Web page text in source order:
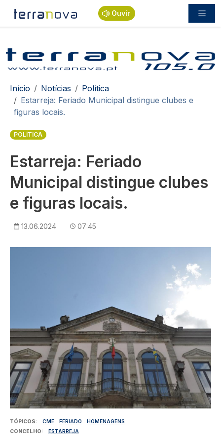
Passar para o conteúdo principal
Ouvir
Navegação estrutural
Início Notícias
Política
Estarreja: Feriado Municipal distingue clubes e
figuras locais.
POLÍTICA
Estarreja: Feriado
Municipal distingue clubes
e figuras locais.
13.06.2024 07:45
TÓPICOS CME FERIADO
HOMENAGENS
CONCELHO
ESTARREJA